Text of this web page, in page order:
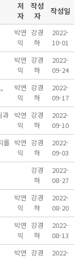
저
자
작성
자
작성일
박연
익
강경
하
2022-
10-01
박연
익
강경
하
2022-
09-24
박연
익
강경
하
2022-
09-17
과
박연
익
강경
하
2022-
09-10
를 박연
익
강경
하
2022-
09-03
강경
하
2022-
08-27
박연
익
강경
하
2022-
08-20
박연
익
강경
하
2022-
08-13
박연 강경
2022-